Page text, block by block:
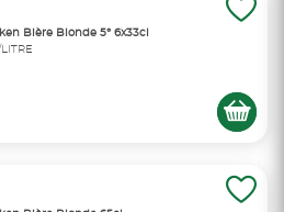
Bière Blonde 5° 6x33cl